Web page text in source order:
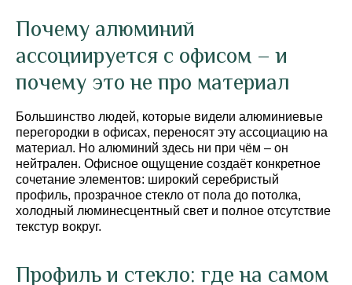
Почему алюминий
ассоциируется с офисом – и
почему это не про материал
Большинство людей, которые видели алюминиевые
перегородки в офисах, переносят эту ассоциацию на
материал. Но алюминий здесь ни при чём – он
нейтрален. Офисное ощущение создаёт конкретное
сочетание элементов: широкий серебристый
профиль, прозрачное стекло от пола до потолка,
холодный люминесцентный свет и полное отсутствие
текстур вокруг.
Профиль и стекло: где на самом